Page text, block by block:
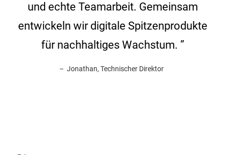
und echte Teamarbeit. Gemeinsam
entwickeln wir digitale Spitzenprodukte
für nachhaltiges Wachstum. ”
– Jonathan, Technischer Direktor